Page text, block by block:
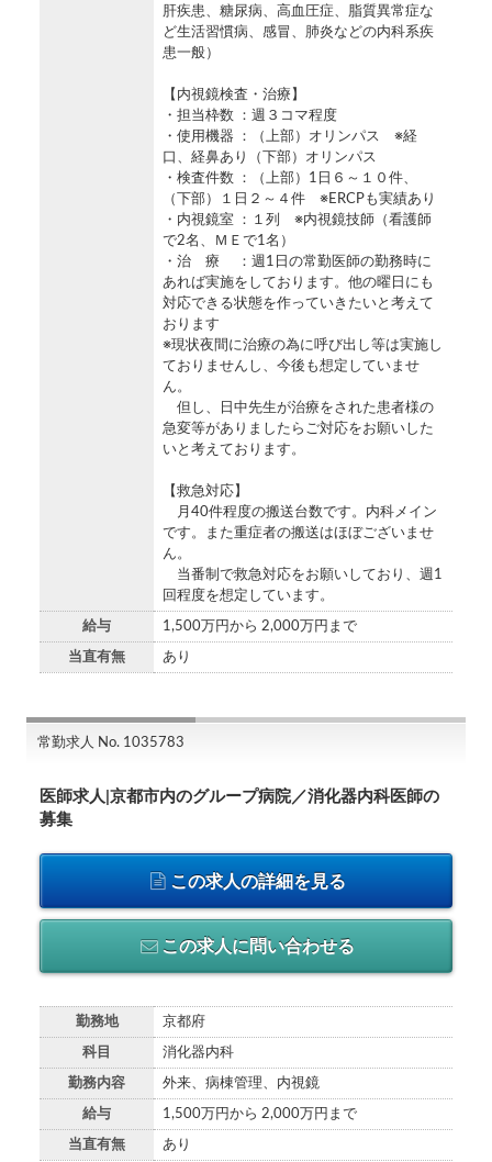
肝疾患、糖尿病、高血圧症、脂質異常症な
ど生活習慣病、感冒、肺炎などの内科系疾
患一般）
【内視鏡検査・治療】
・担当枠数 ：週３コマ程度
・使用機器 ：（上部）オリンパス ※経
口、経鼻あり（下部）オリンパス
・検査件数 ：（上部）1日６～１０件、
（下部）１日２～４件 ※ERCPも実績あり
・内視鏡室 ：１列 ※内視鏡技師（看護師
で2名、ＭＥで1名）
・治 療 ：週1日の常勤医師の勤務時に
あれば実施をしております。他の曜日にも
対応できる状態を作っていきたいと考えて
おります
※現状夜間に治療の為に呼び出し等は実施し
ておりませんし、今後も想定していませ
ん。
但し、日中先生が治療をされた患者様の
急変等がありましたらご対応をお願いした
いと考えております。
【救急対応】
月40件程度の搬送台数です。内科メイン
です。また重症者の搬送はほぼございませ
ん。
当番制で救急対応をお願いしており、週1
回程度を想定しています。
給与 1,500万円から 2,000万円まで
当直有無 あり
常勤求人 No. 1035783
医師求人|京都市内のグループ病院／消化器内科医師の
募集
この求人の詳細を見る
この求人に問い合わせる
勤務地 京都府
科目 消化器内科
勤務内容 外来、病棟管理、内視鏡
給与 1,500万円から 2,000万円まで
当直有無 あり